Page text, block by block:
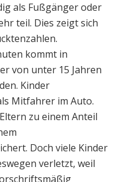
als Fußgänger oder
teil. Dies zeigt sich
kommt in
von unter 15 Jahren
Kinder
Mitfahrer im Auto.
zu einem Anteil
Doch viele Kinder
verletzt, weil